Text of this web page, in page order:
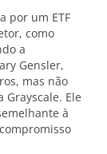
por um ETF
como
a
Gensler,
mas não
Ele
à